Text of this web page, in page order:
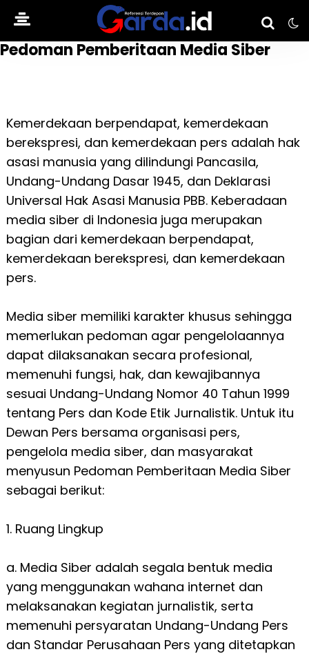
Pedoman Pemberitaan Media Siber
Kemerdekaan berpendapat, kemerdekaan
berekspresi, dan kemerdekaan pers adalah hak
asasi manusia yang dilindungi Pancasila,
Undang-Undang Dasar 1945, dan Deklarasi
Universal Hak Asasi Manusia PBB. Keberadaan
media siber di Indonesia juga merupakan
bagian dari kemerdekaan berpendapat,
kemerdekaan berekspresi, dan kemerdekaan
pers.
Media siber memiliki karakter khusus sehingga
memerlukan pedoman agar pengelolaannya
dapat dilaksanakan secara profesional,
memenuhi fungsi, hak, dan kewajibannya
sesuai Undang-Undang Nomor 40 Tahun 1999
tentang Pers dan Kode Etik Jurnalistik. Untuk itu
Dewan Pers bersama organisasi pers,
pengelola media siber, dan masyarakat
menyusun Pedoman Pemberitaan Media Siber
sebagai berikut:
1. Ruang Lingkup
a. Media Siber adalah segala bentuk media
yang menggunakan wahana internet dan
melaksanakan kegiatan jurnalistik, serta
memenuhi persyaratan Undang-Undang Pers
dan Standar Perusahaan Pers yang ditetapkan